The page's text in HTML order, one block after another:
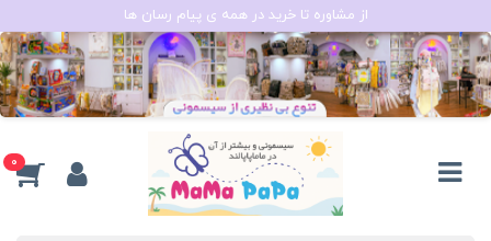
از مشاوره تا خرید در همه ی پیام رسان ها
0